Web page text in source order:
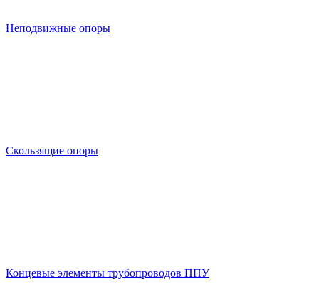
Неподвижные опоры
Скользящие опоры
Концевые элементы трубопроводов ППУ